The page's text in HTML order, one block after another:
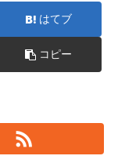
はてブ
コピー